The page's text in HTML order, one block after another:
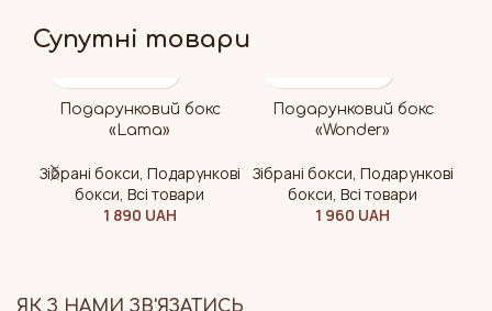
Супутні товари
Подарунковий бокс
«Lama»
Зібрані бокси, Подарункові
бокси, Всі товари
1 890 UAH
Подарунковий бокс
«Wonder»
Зібрані бокси, Подарункові
бокси, Всі товари
1 960 UAH